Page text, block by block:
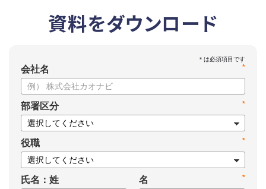
資料をダウンロード
*
会社名
*
部署区分
*
役職
氏名：姓 *
名